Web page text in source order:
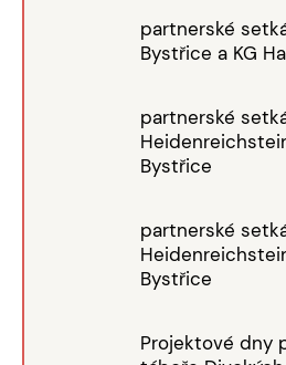
partnerské
Bystřice a KG
partnerské
Bystřice
partnerské
Bystřice
Projektové dny